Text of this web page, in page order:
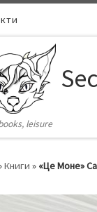
leisure
Книги » «Це Моне»